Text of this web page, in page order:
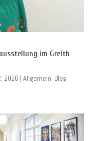
im Greith
2026 | Allgemein, Blog